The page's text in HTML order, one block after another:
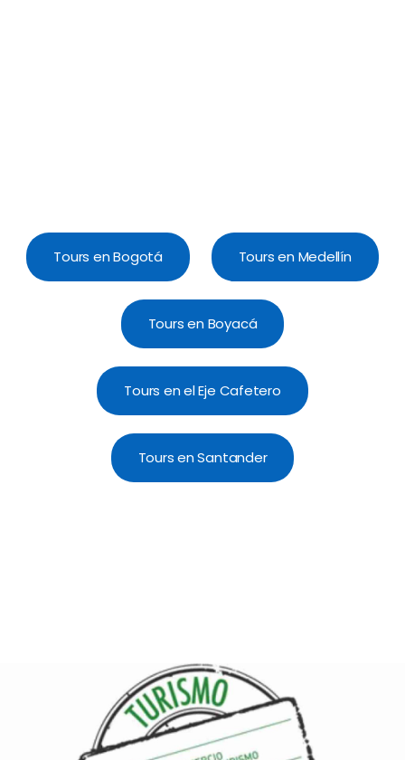
Tours en Bogotá Tours en Medellín
Tours en Boyacá
Tours en el Eje Cafetero
Tours en Santander